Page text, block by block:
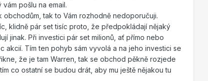
pošlu na email.
tak to Vám rozhodně nedoporučuji.
klidně pár set tisíc proto, že předpokládají nějaký
jinak. Při investici pár set milionů, ať přímo nebo
Tím ten pohyb sám vyvolá a na jeho investici se
že je tam Warren, tak se obchod pěkně rozjede
co ostatní se budou drát, aby mu ještě nějakou tu